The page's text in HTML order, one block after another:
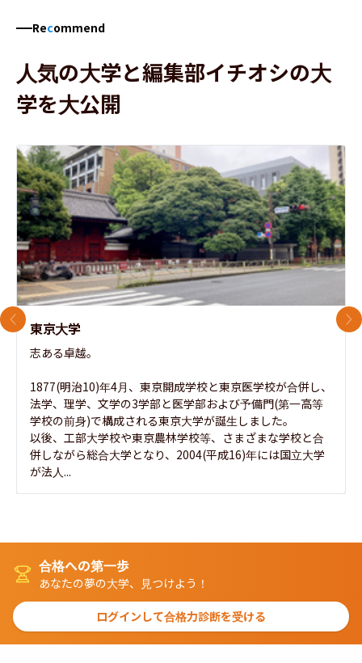
Recommend
人気の大学と編集部イチオシの大
学を大公開
東京大学
志ある卓越。
1877(明治10)年4月、東京開成学校と東京医学校が合併し、
法学、理学、文学の3学部と医学部および予備門(第一高等
学校の前身)で構成される東京大学が誕生しました。
以後、工部大学校や東京農林学校等、さまざまな学校と合
併しながら総合大学となり、2004(平成16)年には国立大学
が法人...
前のスライド 次
合格への第一歩
あなたの夢の大学、見つけよう！
ログインして合格力診断を受ける